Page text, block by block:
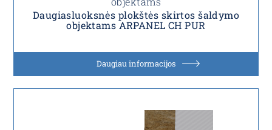
Daugiasluoksnės plokštės skirtos šaldymo
objektams ARPANEL CH PUR
Daugiau informacijos